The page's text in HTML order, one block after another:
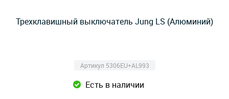
Трехклавишный выключатель Jung LS (Алюминий)
Артикул 5306EU+AL993
Есть в наличии